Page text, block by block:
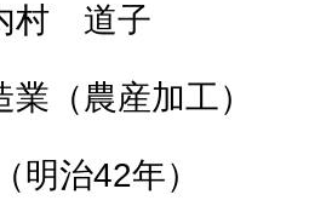
村 道子
（農産加工）
明治42年）